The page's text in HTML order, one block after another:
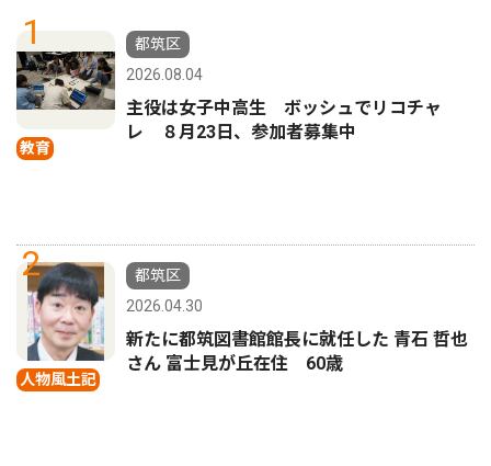
1
教育
都筑区
2026.08.04
主役は女子中高生 ボッシュでリコチャ
レ ８月23日、参加者募集中
2
人物風土記
都筑区
2026.04.30
新たに都筑図書館館長に就任した 青石 哲也
さん 富士見が丘在住 60歳